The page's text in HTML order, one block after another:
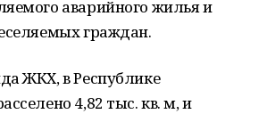
аварийного жилья и
граждан.
ЖКХ, в Республике
4,82 тыс. кв. м, и